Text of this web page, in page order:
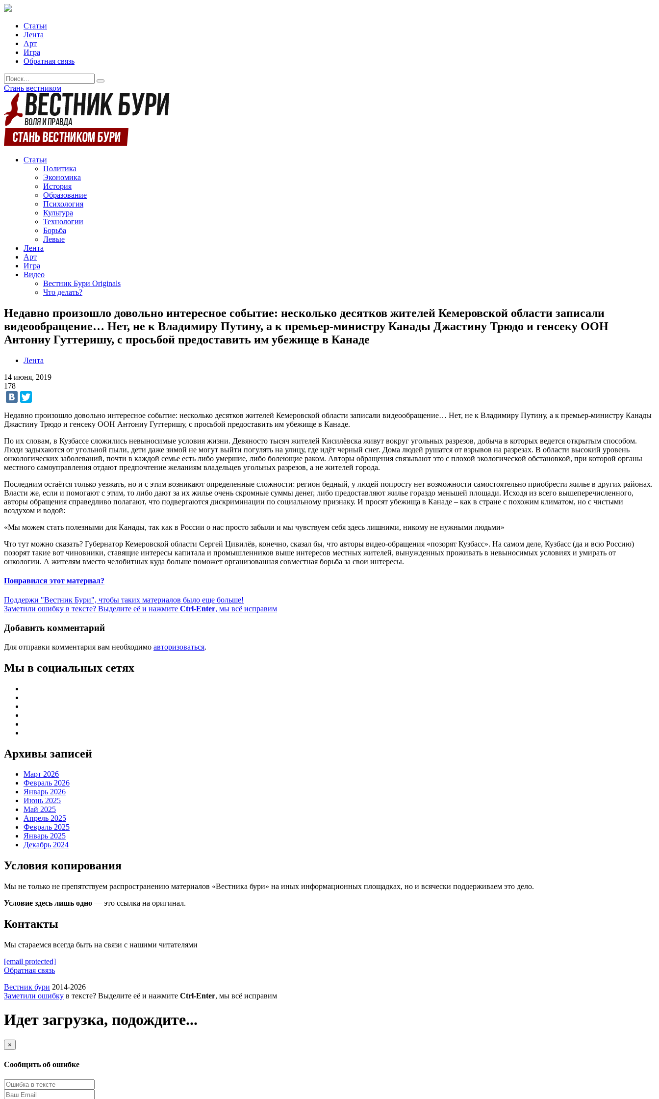
Статьи
Лента
Арт
Игра
Обратная связь
Стань вестником
Статьи
Политика
Экономика
История
Образование
Психология
Культура
Технологии
Борьба
Левые
Лента
Арт
Игра
Видео
Вестник Бури Originals
Что делать?
Недавно произошло довольно интересное событие: несколько десятков жителей Кемеровской области записали
видеообращение… Нет, не к Владимиру Путину, а к премьер-министру Канады Джастину Трюдо и генсеку ООН
Антониу Гуттеришу, с просьбой предоставить им убежище в Канаде
Лента
14 июня, 2019
178
Недавно произошло довольно интересное событие: несколько десятков жителей Кемеровской области записали видеообращение… Нет, не к Владимиру Путину, а к премьер-министру Канады
Джастину Трюдо и генсеку ООН Антониу Гуттеришу, с просьбой предоставить им убежище в Канаде.
По их словам, в Кузбассе сложились невыносимые условия жизни. Девяносто тысяч жителей Кисилёвска живут вокруг угольных разрезов, добыча в которых ведется открытым способом.
Люди задыхаются от угольной пыли, дети даже зимой не могут выйти погулять на улицу, где идёт черный снег. Дома людей рушатся от взрывов на разрезах. В области высокий уровень
онкологических заболеваний, почти в каждой семье есть либо умершие, либо болеющие раком. Авторы обращения связывают это с плохой экологической обстановкой, при которой органы
местного самоуправления отдают предпочтение желаниям владельцев угольных разрезов, а не жителей города.
Последним остаётся только уезжать, но и с этим возникают определенные сложности: регион бедный, у людей попросту нет возможности самостоятельно приобрести жилье в других районах.
Власти же, если и помогают с этим, то либо дают за их жилье очень скромные суммы денег, либо предоставляют жилье гораздо меньшей площади. Исходя из всего вышеперечисленного,
авторы обращения справедливо полагают, что подвергаются дискриминации по социальному признаку. И просят убежища в Канаде – как в стране с похожим климатом, но с чистыми
воздухом и водой:
«Мы можем стать полезными для Канады, так как в России о нас просто забыли и мы чувствуем себя здесь лишними, никому не нужными людьми»
Что тут можно сказать? Губернатор Кемеровской области Сергей Цивилёв, конечно, сказал бы, что авторы видео-обращения «позорят Кузбасс». На самом деле, Кузбасс (да и всю Россию)
позорят такие вот чиновники, ставящие интересы капитала и промышленников выше интересов местных жителей, вынужденных проживать в невыносимых условиях и умирать от
онкологии. А жителям вместо челобитных куда больше поможет организованная совместная борьба за свои интересы.
Понравился этот материал?
Поддержи "Вестник Бури", чтобы таких материалов было еще больше!
Заметили ошибку в тексте? Выделите её и нажмите Ctrl-Enter, мы всё исправим
Добавить комментарий
Для отправки комментария вам необходимо авторизоваться.
Мы в социальных сетях
Архивы записей
Март 2026
Февраль 2026
Январь 2026
Июнь 2025
Май 2025
Апрель 2025
Февраль 2025
Январь 2025
Декабрь 2024
Условия копирования
Мы не только не препятствуем распространению материалов «Вестника бури» на иных информационных площадках, но и всячески поддерживаем это дело.
Условие здесь лишь одно — это ссылка на оригинал.
Контакты
Мы стараемся всегда быть на связи с нашими читателями
[email protected]
Обратная связь
Вестник бури 2014-2026
Заметили ошибку в тексте? Выделите её и нажмите Ctrl-Enter, мы всё исправим
Идет загрузка, подождите...
×
Сообщить об ошибке